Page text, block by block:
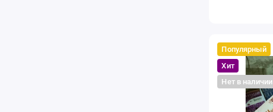
Популярный
Хит
Нет в наличии